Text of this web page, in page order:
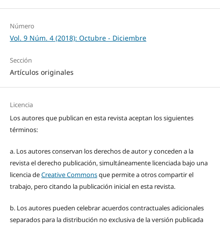
Número
Vol. 9 Núm. 4 (2018): Octubre - Diciembre
Sección
Artículos originales
Licencia
Los autores que publican en esta revista aceptan los siguientes
términos:
a. Los autores conservan los derechos de autor y conceden a la
revista el derecho publicación, simultáneamente licenciada bajo una
licencia deCreative Commonsque permite a otros compartir el
trabajo, pero citando la publicación inicial en esta revista.
b. Los autores pueden celebrar acuerdos contractuales adicionales
separados para la distribución no exclusiva de la versión publicada